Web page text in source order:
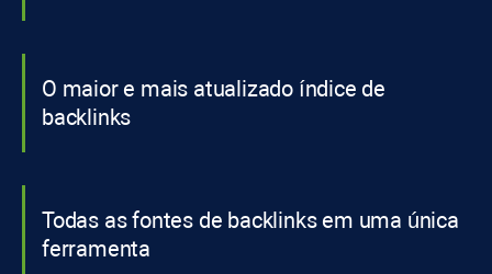
O maior e mais atualizado índice de
backlinks
Todas as fontes de backlinks em uma única
ferramenta